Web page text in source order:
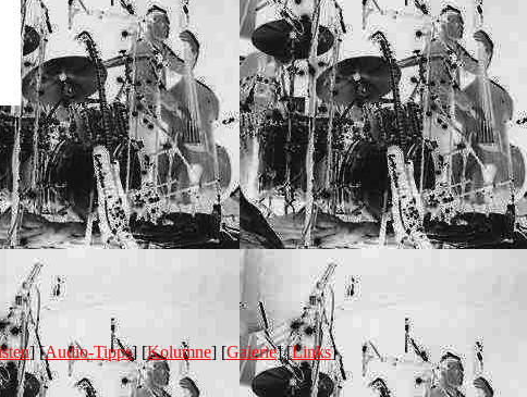
] [Audio-Tipps] [Kolumne] [Galerie] [Links]